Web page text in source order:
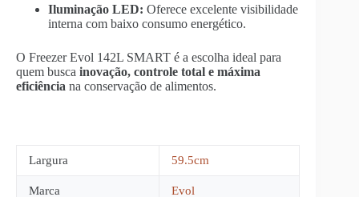
Iluminação LED: Oferece excelente visibilidade
interna com baixo consumo energético.
O Freezer Evol 142L SMART é a escolha ideal para
quem busca inovação, controle total e máxima
eficiência na conservação de alimentos.
Largura 59.5cm
Marca Evol